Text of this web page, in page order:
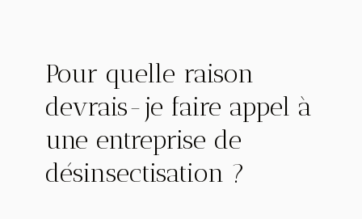
Pour quelle raison
devrais-je faire appel à
une entreprise de
désinsectisation ?